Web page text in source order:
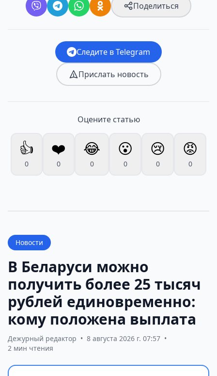
Поделиться
Следите в Telegram
Прислать новость
Оцените статью
👍
0
❤️
0
😂
0
😮
0
😢
0
😡
0
Новости
В Беларуси можно
получить более 25 тысяч
рублей единовременно:
кому положена выплата
Дежурный редактор • 8 августа 2026 г. 07:57 •
2 мин чтения